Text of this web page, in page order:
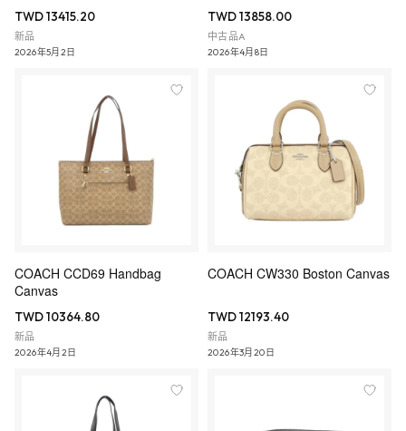
TWD 13415.20
新品
2026年5月2日
TWD 13858.00
中古品A
2026年4月8日
COACH CCD69 Handbag
Canvas
TWD 10364.80
新品
2026年4月2日
COACH CW330 Boston Canvas
TWD 12193.40
新品
2026年3月20日